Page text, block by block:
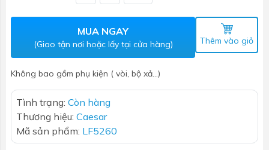
MUA NGAY
(Giao tận nơi hoặc lấy tại cửa hàng) Thêm vào giỏ
Không bao gồm phụ kiện ( vòi, bộ xả...)
Tình trạng: Còn hàng
Thương hiệu: Caesar
Mã sản phẩm: LF5260